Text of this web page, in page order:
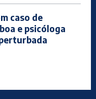
caso de
e psicóloga